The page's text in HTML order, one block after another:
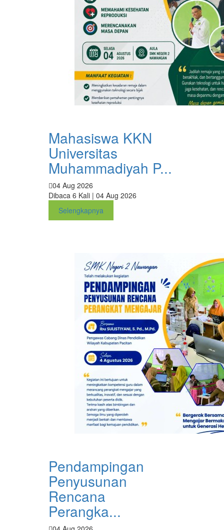
Mahasiswa KKN
Universitas
Muhammadiyah P...
04 Aug 2026
Dibaca 6 Kali | 04 Aug 2026
Selengkapnya
Pendampingan
Penyusunan
Rencana
Perangka...